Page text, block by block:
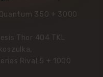
350 + 3000
Thor 404 TKL
Rival 5 + 1000